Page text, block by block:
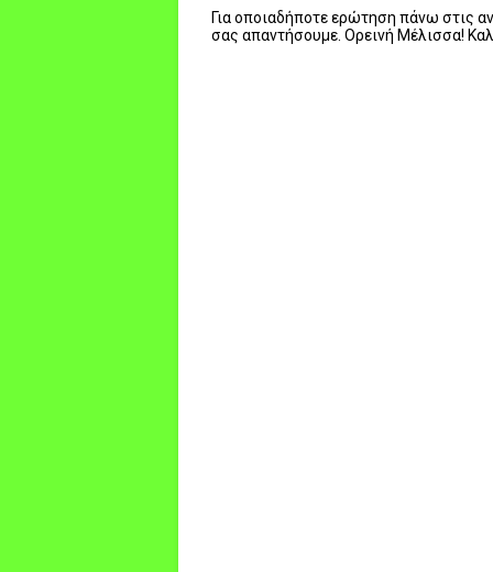
Για οποιαδήποτε ερώτηση πάνω στις
σας απαντήσουμε. Ορεινή Μέλισσα!